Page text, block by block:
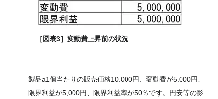
［図表3］変動費上昇前の状況
製品a1個当たりの販売価格10,000円、変動費が5,000円、
限界利益が5,000円、限界利益率が50％です。円安等の影